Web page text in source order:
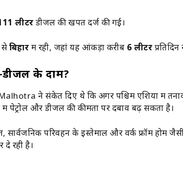
लीटर डीजल की खपत दर्ज की गई।
सेबिहार में रही, जहां यह आंकड़ा करीब 6 लीटर प्रतिदिन
डीजल के दाम?
ने संकेत दिए थे कि अगर पश्चिम एशिया में
पेट्रोल और डीजल की कीमतों पर दबाव बढ़ सकता है।
परिवहन के इस्तेमाल और वर्क फ्रॉम होम
दे रही है।